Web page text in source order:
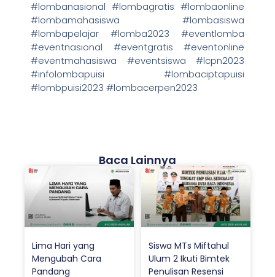
#lombanasional #lombagratis #lombaonline
#lombamahasiswa #lombasiswa
#lombapelajar #lomba2023 #eventlomba
#eventnasional #eventgratis #eventonline
#eventmahasiswa #eventsiswa #lcpn2023
#infolombapuisi #lombaciptapuisi
#lombpuisi2023 #lombacerpen2023
Baca Lainnya
Lima Hari yang
Mengubah Cara
Pandang
Siswa MTs Miftahul
Ulum 2 Ikuti Bimtek
Penulisan Resensi